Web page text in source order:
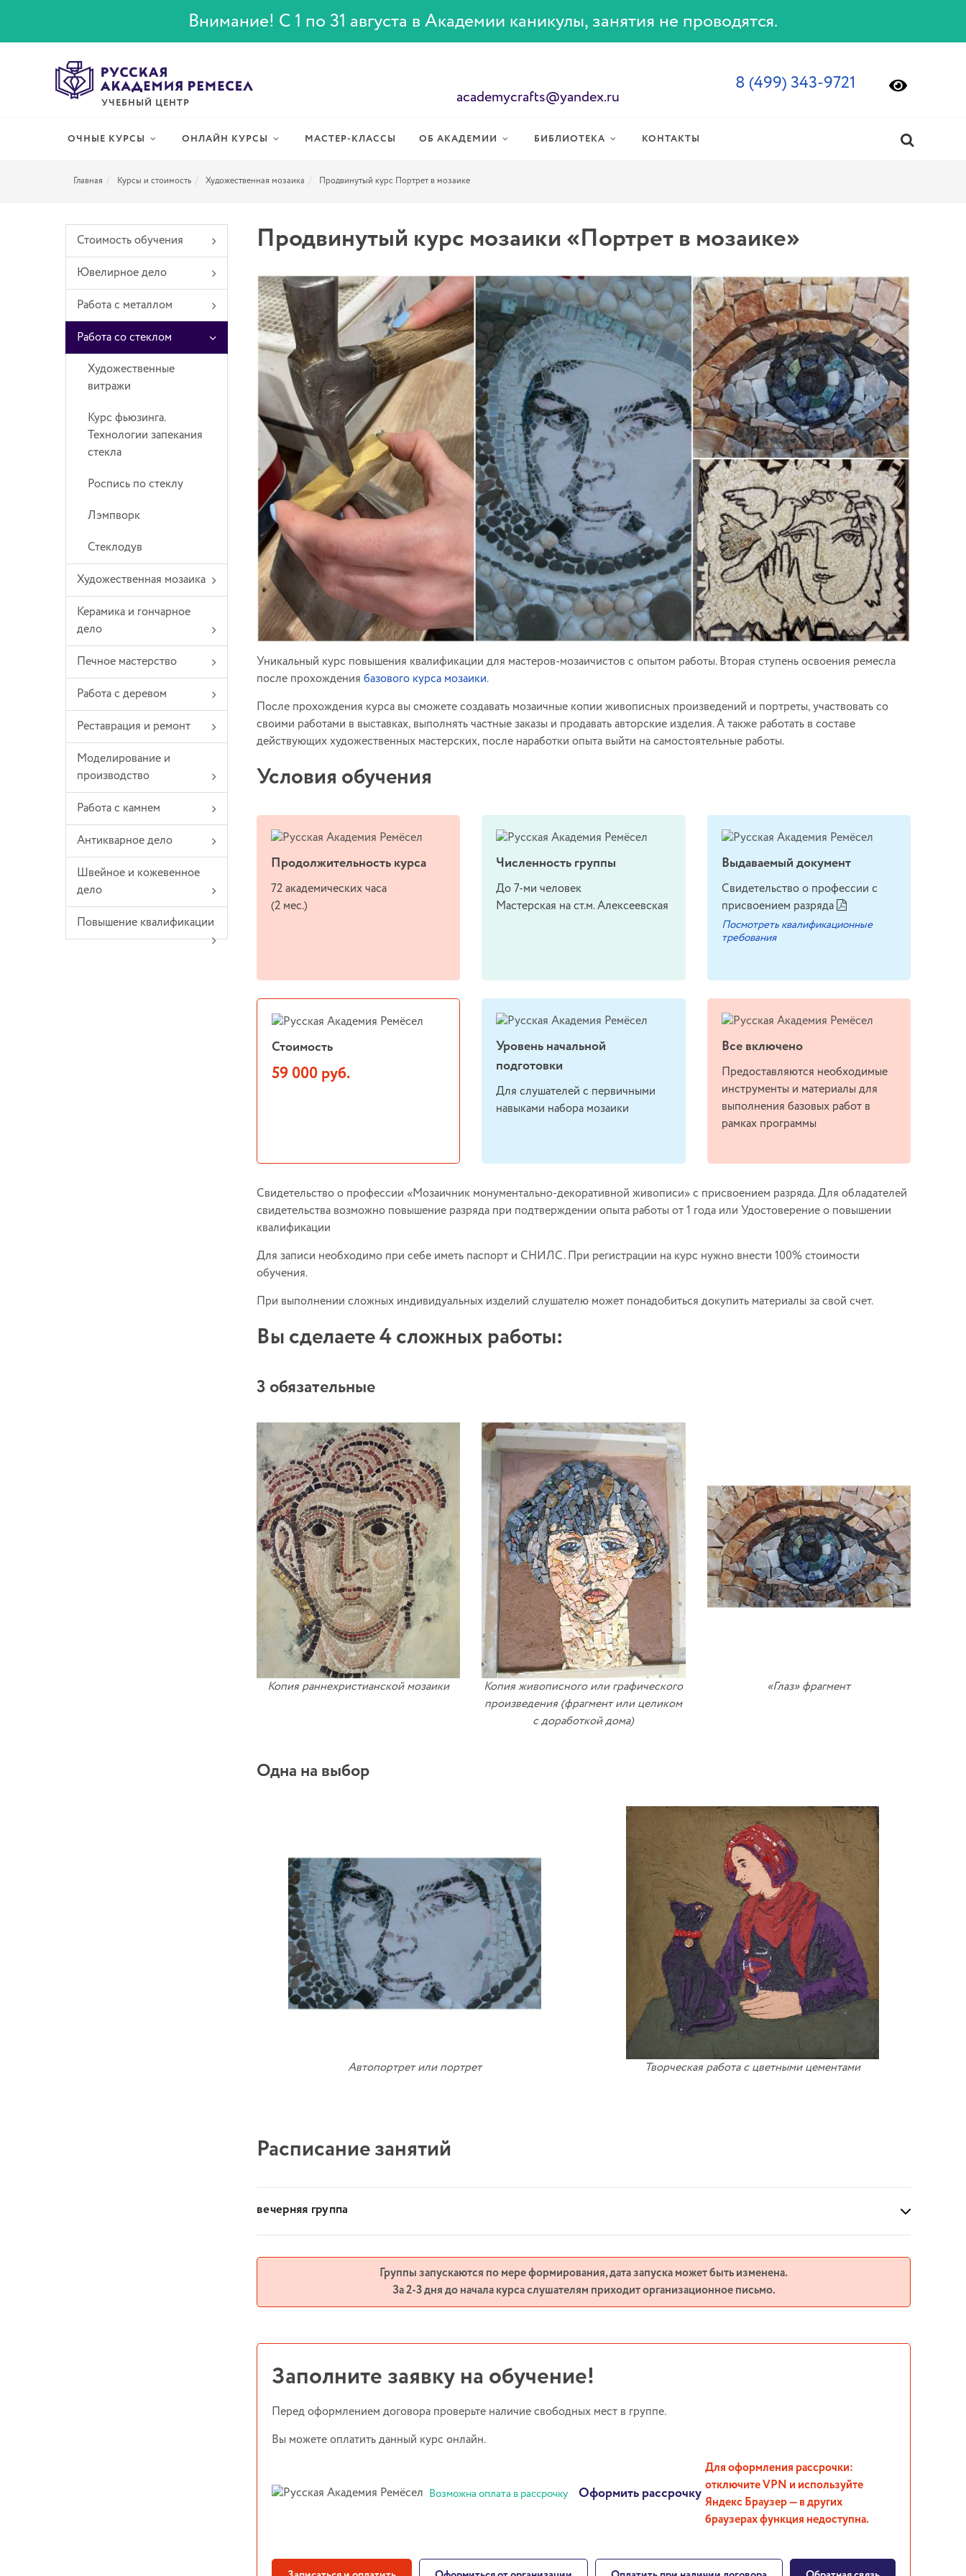
Внимание! С 1 по 31 августа в Академии каникулы, занятия не проводятся.
УЧЕБНЫЙ ЦЕНТР academycrafts@yandex.ru
8 (499) 343-9721
ОЧНЫЕ КУРСЫ ОНЛАЙН КУРСЫ МАСТЕР-КЛАССЫ ОБ АКАДЕМИИ БИБЛИОТЕКА КОНТАКТЫ
Главная Курсы и стоимость Художественная мозаика Продвинутый курс Портрет в мозаике
Стоимость обучения
Ювелирное дело
Работа с металлом
Работа со стеклом
Художественные
витражи
Курс фьюзинга.
Технологии запекания
стекла
Роспись по стеклу
Лэмпворк
Стеклодув
Художественная мозаика
Керамика и гончарное
дело
Печное мастерство
Работа с деревом
Реставрация и ремонт
Моделирование и
производство
Работа с камнем
Антикварное дело
Швейное и кожевенное
дело
Повышение квалификации
Продвинутый курс мозаики «Портрет в мозаике»
Уникальный курс повышения квалификации для мастеров-мозаичистов с опытом работы. Вторая ступень освоения ремесла
после прохождения базового курса мозаики.
После прохождения курса вы сможете создавать мозаичные копии живописных произведений и портреты, участвовать со
своими работами в выставках, выполнять частные заказы и продавать авторские изделия. А также работать в составе
действующих художественных мастерских, после наработки опыта выйти на самостоятельные работы.
Условия обучения
Продолжительность курса
72 академических часа
(2 мес.)
Численность группы
До 7-ми человек
Мастерская на ст.м. Алексеевская
Выдаваемый документ
Свидетельство о профессии с
присвоением разряда
Посмотреть квалификационные
требования
Стоимость
59 000 руб.
Уровень начальной
подготовки
Для слушателей с первичными
навыками набора мозаики
Все включено
Предоставляются необходимые
инструменты и материалы для
выполнения базовых работ в
рамках программы
Свидетельство о профессии «Мозаичник монументально-декоративной живописи» с присвоением разряда. Для обладателей
свидетельства возможно повышение разряда при подтверждении опыта работы от 1 года или Удостоверение о повышении
квалификации
Для записи необходимо при себе иметь паспорт и СНИЛС. При регистрации на курс нужно внести 100% стоимости
обучения.
При выполнении сложных индивидуальных изделий слушателю может понадобиться докупить материалы за свой счет.
Вы сделаете 4 сложных работы:
3 обязательные
Копия раннехристианской мозаики
Копия живописного или графического
произведения (фрагмент или целиком
с доработкой дома)
«Глаз» фрагмент
Одна на выбор
Автопортрет или портрет Творческая работа с цветными цементами
Расписание занятий
вечерняя группа
Группы запускаются по мере формирования, дата запуска может быть изменена.
За 2-3 дня до начала курса слушателям приходит организационное письмо.
Заполните заявку на обучение!
Перед оформлением договора проверьте наличие свободных мест в группе.
Вы можете оплатить данный курс онлайн.
Возможна оплата в рассрочку Оформить рассрочку
Для оформления рассрочки:
отключите VPN и используйте
Яндекс Браузер — в других
браузерах функция недоступна.